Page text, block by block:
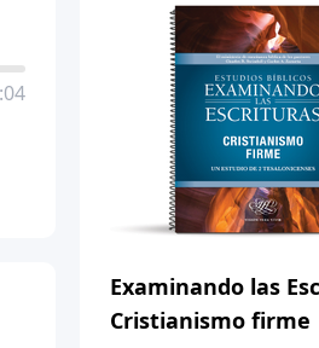
Examinando las
Cristianismo firme